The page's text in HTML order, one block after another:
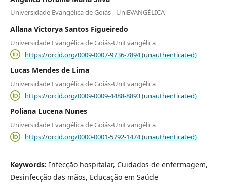
Universidade Evangélica de Goiás - UniEVANGÉLICA
Allana Victorya Santos Figueiredo
Universidade Evangélica de Goiás-UniEvangélica
https://orcid.org/0009-0007-9736-7894 (unauthenticated)
Lucas Mendes de Lima
Universidade Evangélica de Goiás-UniEvangélica
https://orcid.org/0009-0009-4488-8893 (unauthenticated)
Poliana Lucena Nunes
Universidade Evangélica de Goiás-UniEvangélica
https://orcid.org/0000-0001-5792-1474 (unauthenticated)
Keywords: Infecção hospitalar, Cuidados de enfermagem,
Desinfecção das mãos, Educação em Saúde